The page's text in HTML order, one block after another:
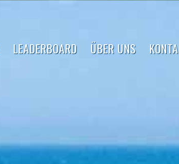
LEADERBOARD ÜBER UNS